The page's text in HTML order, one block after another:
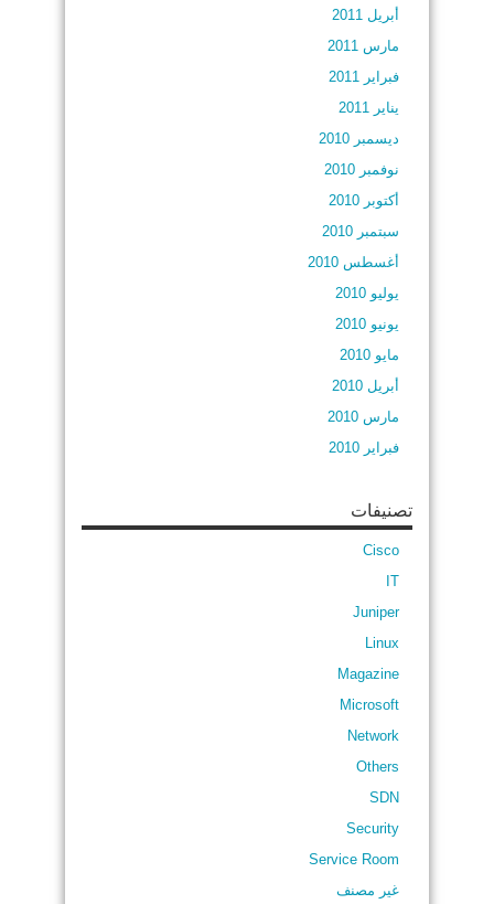
أبريل 2011
مارس 2011
فبراير 2011
يناير 2011
ديسمبر 2010
نوفمبر 2010
أكتوبر 2010
سبتمبر 2010
أغسطس 2010
يوليو 2010
يونيو 2010
مايو 2010
أبريل 2010
مارس 2010
فبراير 2010
تصنيفات
Cisco
IT
Juniper
Linux
Magazine
Microsoft
Network
Others
SDN
Security
Service Room
غير مصنف